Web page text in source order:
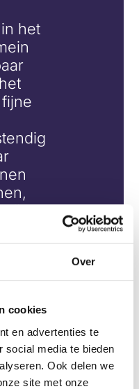
Over
cookies
en advertenties te
social media te bieden
Ook delen we
site met onze
het